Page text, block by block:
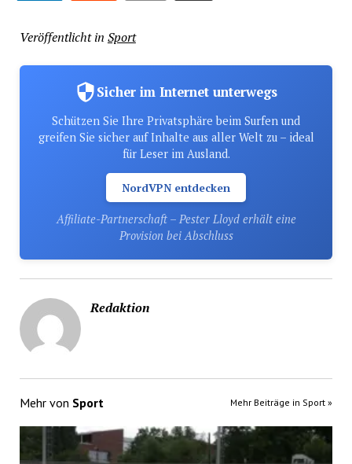
Veröffentlicht in Sport
Sicher im Internet unterwegs
Schützen Sie Ihre Privatsphäre beim Surfen und
greifen Sie sicher auf Inhalte aus aller Welt zu – ideal
für Leser im Ausland.
NordVPN entdecken
Affiliate-Partnerschaft – Pester Lloyd erhält eine
Provision bei Abschluss
Redaktion
Mehr von Sport Mehr Beiträge in Sport »